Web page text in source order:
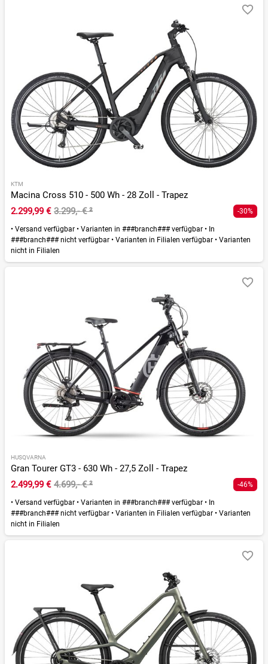
KTM
Macina Cross 510 - 500 Wh - 28 Zoll - Trapez
2.299,99 € 3.299,- €² -30%
• Versand verfügbar • Varianten in ###branch### verfügbar • In
###branch### nicht verfügbar • Varianten in Filialen verfügbar • Varianten
nicht in Filialen
HUSQVARNA
Gran Tourer GT3 - 630 Wh - 27,5 Zoll - Trapez
2.499,99 € 4.699,- €² -46%
• Versand verfügbar • Varianten in ###branch### verfügbar • In
###branch### nicht verfügbar • Varianten in Filialen verfügbar • Varianten
nicht in Filialen